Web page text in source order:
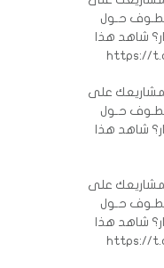
تطـوف حـول
شاهد هذا
على
تطـوف حـول
شاهد هذا
على
تطـوف حـول
شاهد هذا